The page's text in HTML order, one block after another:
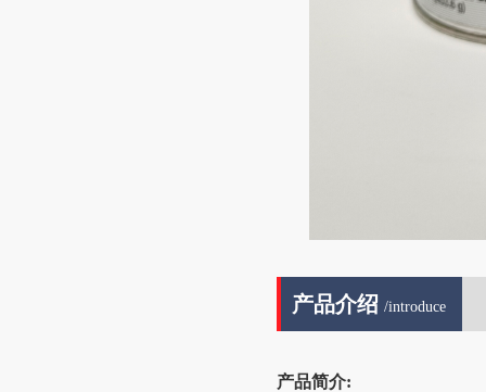
产品介绍 /introduce
产品简介: